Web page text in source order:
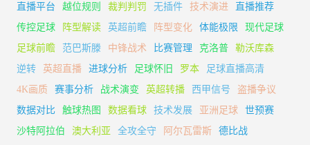
直播平台
越位规则 裁判判罚 无插件 技术演进
直播推荐
传控足球
阵型解读 英超前瞻 阵型变化 体能极限
现代足球
足球前瞻
范巴斯滕 中锋战术 比赛管理 克洛普
勒沃库森
逆转
英超直播 进球分析 足球怀旧 罗本
足球直播高清
4K画质
赛事分析 战术演变 英超转播 西甲信号
盗播争议
数据对比
触球热图 数据看球 技术发展 亚洲足球
世预赛
沙特阿拉伯
澳大利亚 全攻全守 阿尔瓦雷斯
德比战